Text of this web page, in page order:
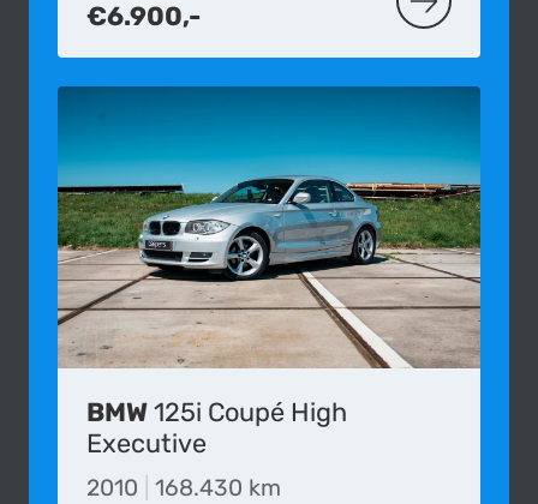
€6.900,- MEER OVER
BMW 125i Coupé High
Executive
2010 168.430 km